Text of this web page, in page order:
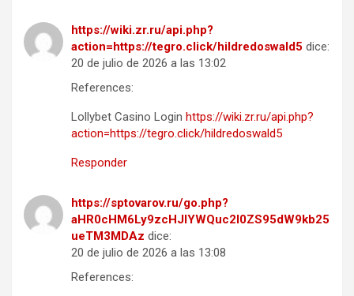
https://wiki.zr.ru/api.php?
action=https://tegro.click/hildredoswald5 dice:
20 de julio de 2026 a las 13:02
References:
Lollybet Casino Login https://wiki.zr.ru/api.php?
action=https://tegro.click/hildredoswald5
Responder
https://sptovarov.ru/go.php?
aHR0cHM6Ly9zcHJlYWQuc2l0ZS95dW9kb25
ueTM3MDAz dice:
20 de julio de 2026 a las 13:08
References: